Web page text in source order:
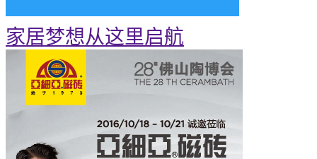
家居梦想从这里启航